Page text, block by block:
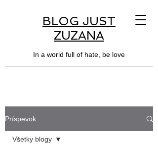
BLOG JUST
ZUZANA
In a world full of hate, be love
Príspevok
Všetky blogy